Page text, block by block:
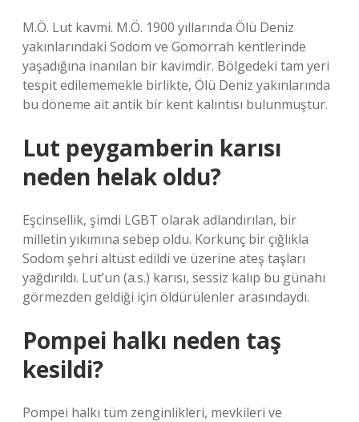
M.Ö. Lut kavmi. M.Ö. 1900 yıllarında Ölü Deniz
yakınlarındaki Sodom ve Gomorrah kentlerinde
yaşadığına inanılan bir kavimdir. Bölgedeki tam yeri
tespit edilememekle birlikte, Ölü Deniz yakınlarında
bu döneme ait antik bir kent kalıntısı bulunmuştur.
Lut peygamberin karısı
neden helak oldu?
Eşcinsellik, şimdi LGBT olarak adlandırılan, bir
milletin yıkımına sebep oldu. Korkunç bir çığlıkla
Sodom şehri altüst edildi ve üzerine ateş taşları
yağdırıldı. Lut’un (a.s.) karısı, sessiz kalıp bu günahı
görmezden geldiği için öldürülenler arasındaydı.
Pompei halkı neden taş
kesildi?
Pompei halkı tüm zenginlikleri, mevkileri ve